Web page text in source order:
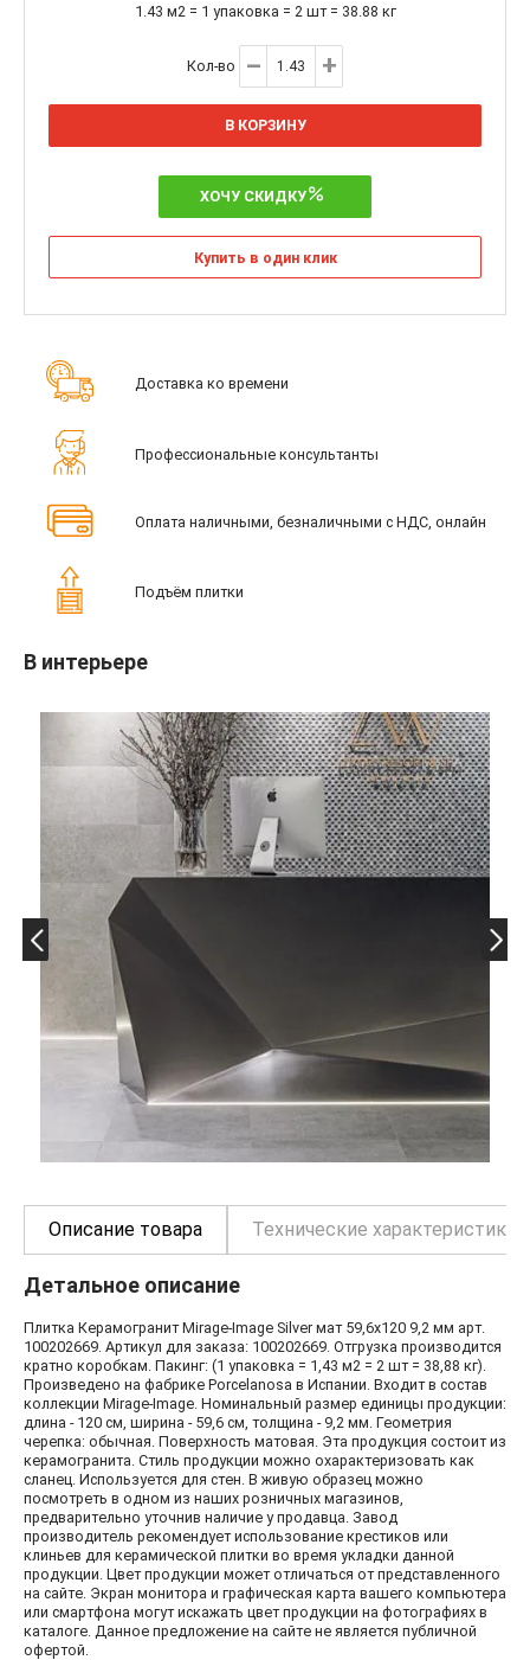
1.43 м2 = 1 упаковка = 2 шт = 38.88 кг
Кол-во
В КОРЗИНУ
ХОЧУ СКИДКУ
Купить в один клик
Доставка ко времени
Профессиональные консультанты
Оплата наличными, безналичными с НДС, онлайн
Подъём плитки
В интерьере
Описание товара Технические характеристики
Детальное описание
Плитка Керамогранит Mirage-Image Silver мат 59,6x120 9,2 мм арт.
100202669. Артикул для заказа: 100202669. Отгрузка производится
кратно коробкам. Пакинг: (1 упаковка = 1,43 м2 = 2 шт = 38,88 кг).
Произведено на фабрике Porcelanosa в Испании. Входит в состав
коллекции Mirage-Image. Номинальный размер единицы продукции:
длина - 120 см, ширина - 59,6 см, толщина - 9,2 мм. Геометрия
черепка: обычная. Поверхность матовая. Эта продукция состоит из
керамогранита. Стиль продукции можно охарактеризовать как
сланец. Используется для стен. В живую образец можно
посмотреть в одном из наших розничных магазинов,
предварительно уточнив наличие у продавца. Завод
производитель рекомендует использование крестиков или
клиньев для керамической плитки во время укладки данной
продукции. Цвет продукции может отличаться от представленного
на сайте. Экран монитора и графическая карта вашего компьютера
или смартфона могут искажать цвет продукции на фотографиях в
каталоге. Данное предложение на сайте не является публичной
офертой.